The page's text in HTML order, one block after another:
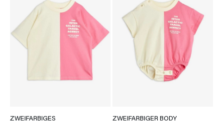
ZWEIFARBIGES
ZWEIFARBIGER BODY